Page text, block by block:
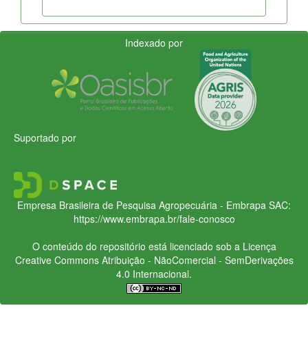
Indexado por
Suportado por
Empresa Brasileira de Pesquisa Agropecuária - Embrapa SAC:
https://www.embrapa.br/fale-conosco
O conteúdo do repositório está licenciado sob a Licença
Creative CommonsAtribuição - NãoComercial - SemDerivações
4.0 Internacional.